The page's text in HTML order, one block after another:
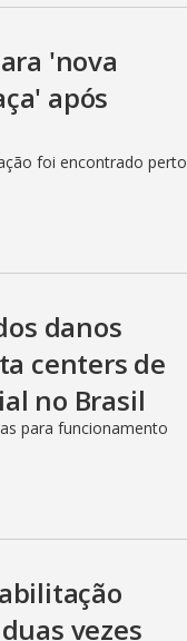
'nova
após
foi encontrado perto
danos
centers de
no Brasil
para funcionamento
vezes